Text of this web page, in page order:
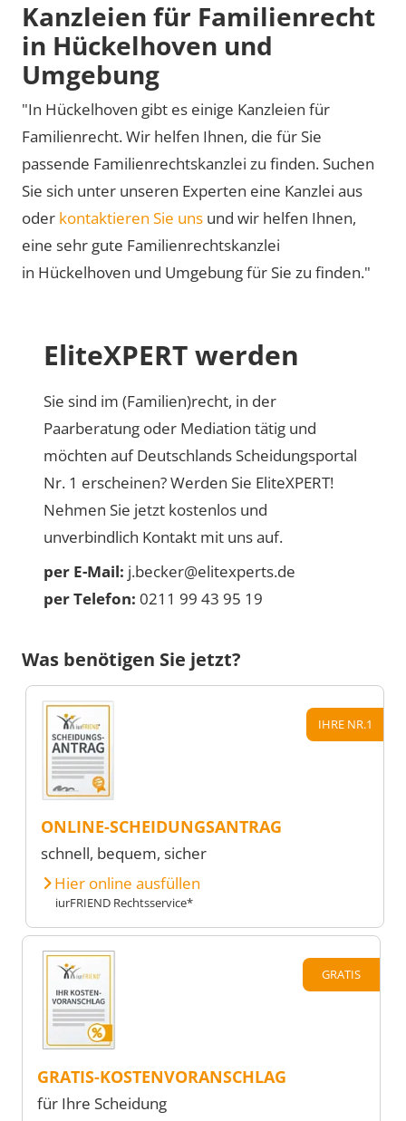
Kanzleien für Familienrecht
in Hückelhoven und
Umgebung
"In Hückelhoven gibt es einige Kanzleien für
Familienrecht. Wir helfen Ihnen, die für Sie
passende Familienrechtskanzlei zu finden. Suchen
Sie sich unter unseren Experten eine Kanzlei aus
oder kontaktieren Sie uns und wir helfen Ihnen,
eine sehr gute Familienrechtskanzlei
in Hückelhoven und Umgebung für Sie zu finden."
EliteXPERT werden
Sie sind im (Familien)recht, in der
Paarberatung oder Mediation tätig und
möchten auf Deutschlands Scheidungsportal
Nr. 1 erscheinen? Werden Sie EliteXPERT!
Nehmen Sie jetzt kostenlos und
unverbindlich Kontakt mit uns auf.
per E-Mail: j.becker@elitexperts.de
per Telefon: 0211 99 43 95 19
Was benötigen Sie jetzt?
IHRE NR.1
ONLINE-SCHEIDUNGSANTRAG
schnell, bequem, sicher
Hier online ausfüllen
iurFRIEND Rechtsservice*
GRATIS
GRATIS-KOSTENVORANSCHLAG
für Ihre Scheidung